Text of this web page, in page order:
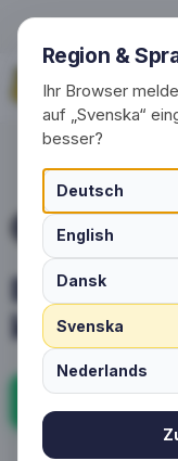
Betalning
Region &
Ihr Browser
auf „Svenska“
besser?
Deutsch
English
Dansk
Svenska
Nederlands
ÖVERSIKT
korthet